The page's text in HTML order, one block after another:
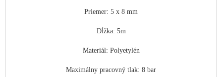
Priemer: 5 x 8 mm
Dĺžka: 5m
Materiál: Polyetylén
Maximálny pracovný tlak: 8 bar